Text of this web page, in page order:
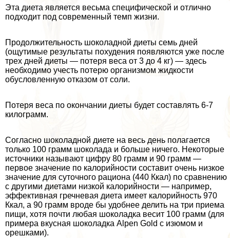
Эта диета является весьма специфической и отлично
подходит под современный темп жизни.
Продолжительность шоколадной диеты семь дней
(ощутимые результаты похудения появляются уже после
трех дней диеты — потеря веса от 3 до 4 кг) — здесь
необходимо учесть потерю организмом жидкости
обусловленную отказом от соли.
Потеря веса по окончании диеты будет составлять 6-7
килограмм.
Согласно шоколадной диете на весь день полагается
только 100 грамм шоколада и больше ничего. Некоторые
источники называют цифру 80 грамм и 90 грамм —
первое значение по калорийности составит очень низкое
значение для суточного рациона (440 Ккал) по сравнению
с другими диетами низкой калорийности — например,
эффективная гречневая диета имеет калорийность 970
Ккал, а 90 грамм вроде бы удобнее делить на три приема
пищи, хотя почти любая шоколадка весит 100 грамм (для
примера вкусная шоколадка Alpen Gold с изюмом и
орешками).